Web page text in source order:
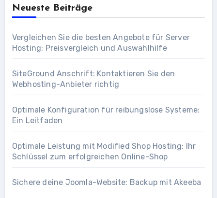
Neueste Beiträge
Vergleichen Sie die besten Angebote für Server
Hosting: Preisvergleich und Auswahlhilfe
SiteGround Anschrift: Kontaktieren Sie den
Webhosting-Anbieter richtig
Optimale Konfiguration für reibungslose Systeme:
Ein Leitfaden
Optimale Leistung mit Modified Shop Hosting: Ihr
Schlüssel zum erfolgreichen Online-Shop
Sichere deine Joomla-Website: Backup mit Akeeba